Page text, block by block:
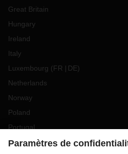
Great Britain
Hungary
Ireland
Italy
Luxembourg (FR DE)
Netherlands
Norway
Poland
Portugal
Romania